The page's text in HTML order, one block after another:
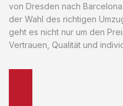
von Dresden nach
der Wahl des richtigen
geht es nicht nur um den
Vertrauen, Qualität und